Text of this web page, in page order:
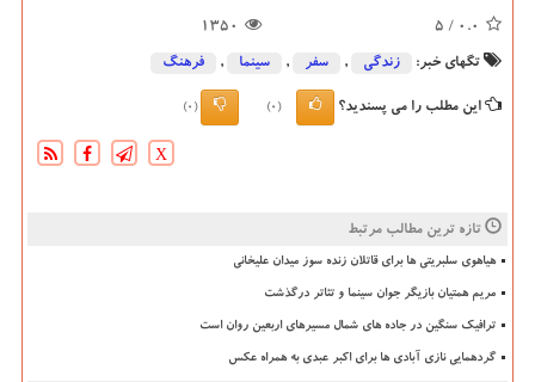
0.0
/ 5
1350
تگهای خبر: زندگی , سفر , سینما , فرهنگ
این مطلب را می پسندید؟ (0)
(0)
X
تازه ترین مطالب مرتبط
هیاهوی سلبریتی ها برای قاتلان زنده سوز میدان علیخانی
مریم همتیان بازیگر جوان سینما و تئاتر درگذشت
ترافیک سنگین در جاده های شمال مسیرهای اربعین روان است
گردهمایی نازی آبادی ها برای اکبر عبدی به همراه عکس